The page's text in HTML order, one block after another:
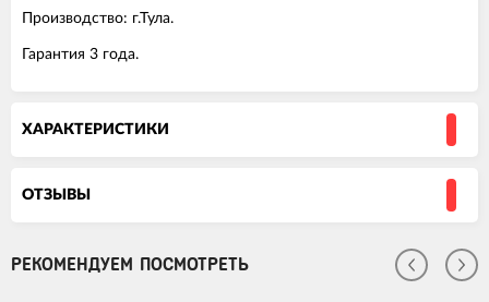
Производство: г.Тула.
Гарантия 3 года.
ХАРАКТЕРИСТИКИ
ОТЗЫВЫ
РЕКОМЕНДУЕМ ПОСМОТРЕТЬ